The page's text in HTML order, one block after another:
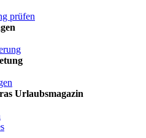
prüfen
Urlaubsmagazin